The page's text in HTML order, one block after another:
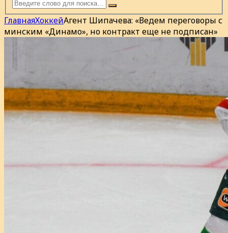
ГлавнаяХоккейАгент Шипачева: «Ведем переговоры с
минским «Динамо», но контракт еще не подписан»